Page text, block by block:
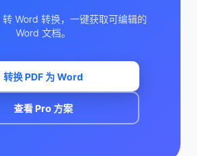
转 Word 转换，一键获取可编辑的
Word 文档。
转换 PDF 为 Word
查看 Pro 方案